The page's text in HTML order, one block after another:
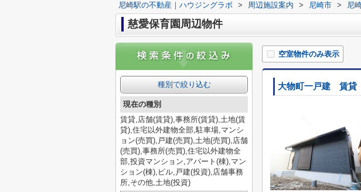
尼崎駅の不動産｜ハウジングラボ > 周辺施設案内 > 尼崎市 > 尼
慈愛保育園周辺物件
空室物件のみ表示
大物町一戸建 賃貸
種別で絞り込む
現在の種別
賃貸,店舗(賃貸),事務所(賃貸),土地(賃
貸),住宅以外建物全部,駐車場,マンシ
ョン(売買),戸建(売買),土地(売買),店舗
(売買),事務所(売買),住宅以外建物全
部,投資マンション,アパート(棟),マン
ション(棟),ビル,戸建(投資),店舗事務
所,その他,土地(投資)